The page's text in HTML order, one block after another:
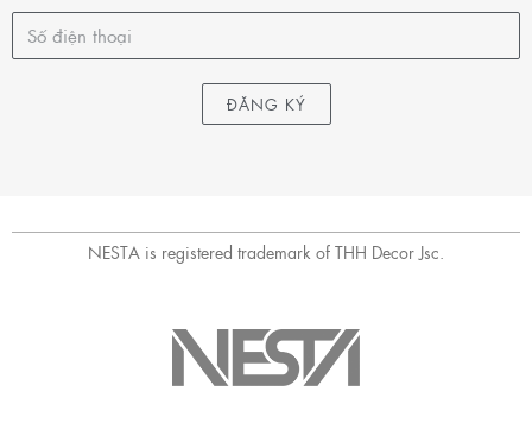
ĐĂNG KÝ
NESTA is registered trademark of THH Decor Jsc.